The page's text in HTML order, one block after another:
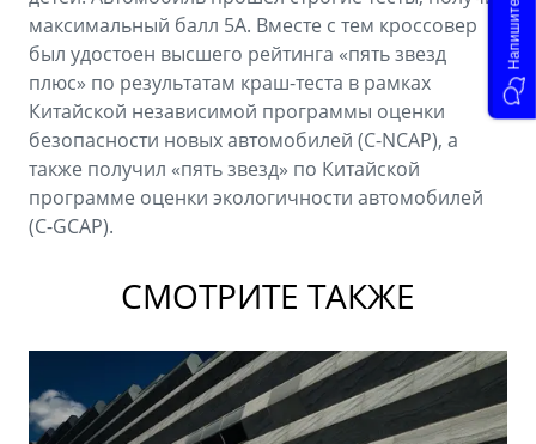
максимальный балл 5А. Вместе с тем кроссовер
был удостоен высшего рейтинга «пять звезд
плюс» по результатам краш-теста в рамках
Китайской независимой программы оценки
безопасности новых автомобилей (C-NCAP), а
также получил «пять звезд» по Китайской
программе оценки экологичности автомобилей
(C-GCAP).
СМОТРИТЕ ТАКЖЕ